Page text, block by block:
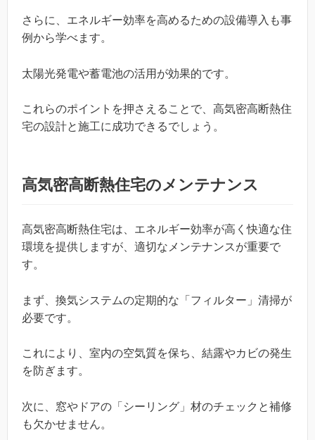
さらに、エネルギー効率を高めるための設備導入も事
例から学べます。
太陽光発電や蓄電池の活用が効果的です。
これらのポイントを押さえることで、高気密高断熱住
宅の設計と施工に成功できるでしょう。
高気密高断熱住宅のメンテナンス
高気密高断熱住宅は、エネルギー効率が高く快適な住
環境を提供しますが、適切なメンテナンスが重要で
す。
まず、換気システムの定期的な「フィルター」清掃が
必要です。
これにより、室内の空気質を保ち、結露やカビの発生
を防ぎます。
次に、窓やドアの「シーリング」材のチェックと補修
も欠かせません。